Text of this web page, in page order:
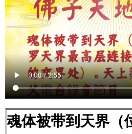
魂体被带到天界（